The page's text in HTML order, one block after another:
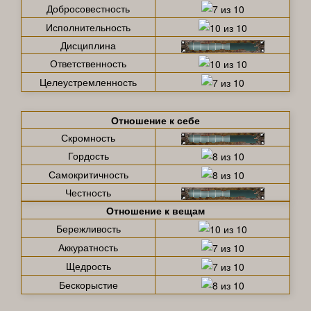
Добросовестность
Исполнительность
Дисциплина
Ответственность
Целеустремленность
Отношение к себе
Скромность
Гордость
Самокритичность
Честность
Отношение к вещам
Бережливость
Аккуратность
Щедрость
Бескорыстие